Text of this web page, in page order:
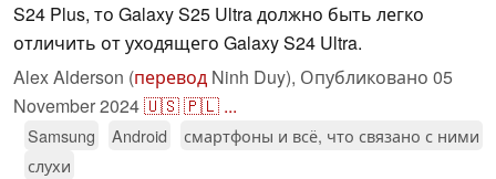
S24 Plus, то Galaxy S25 Ultra должно быть легко
отличить от уходящего Galaxy S24 Ultra.
Alex Alderson (перевод Ninh Duy), Опубликовано 05
November 2024🇺🇸🇵🇱 ...
Samsung Android
смартфоны и всё, что связано с ними
слухи